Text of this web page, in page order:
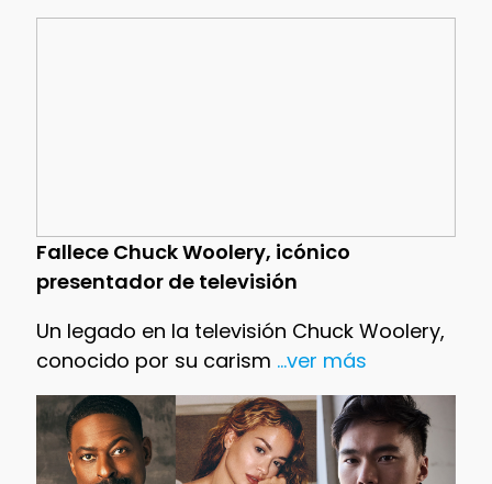
Fallece Chuck Woolery, icónico
presentador de televisión
Un legado en la televisión Chuck Woolery,
conocido por su carism ...ver más